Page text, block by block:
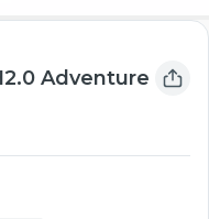
Adventure